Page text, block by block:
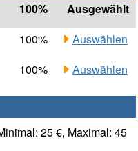
100%
Ausgewählt
100%
Auswählen
100%
Auswählen
25 €, Maximal: 45